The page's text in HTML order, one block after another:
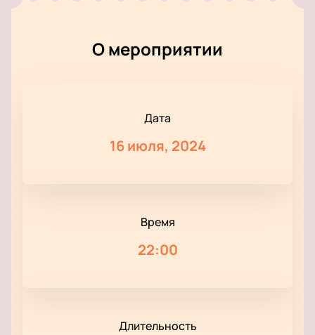
О мероприятии
Дата
16 июля, 2024
Время
22:00
Длительность